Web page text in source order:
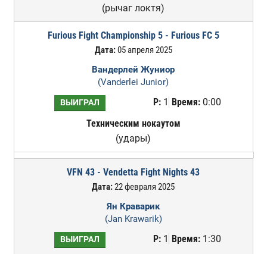
(рычаг локтя)
Furious Fight Championship 5 - Furious FC 5
Дата:05 апреля 2025
Вандерлей Жуниор
(Vanderlei Junior)
ВЫИГРАЛ Р:1 Время:0:00
Техническим нокаутом
(удары)
VFN 43 - Vendetta Fight Nights 43
Дата:22 февраля 2025
Ян Краварик
(Jan Krawarik)
ВЫИГРАЛ Р:1 Время:1:30